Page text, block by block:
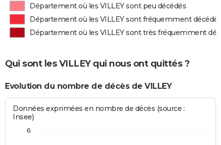
Département où les VILLEY sont peu décédés
Département où les VILLEY sont fréquemment
Département où les VILLEY sont très fréquemment
Qui sont les VILLEY qui nous ont quittés ?
Evolution du nombre de décès de VILLEY
Données exprimées en nombre de décès (source :
Insee)
6